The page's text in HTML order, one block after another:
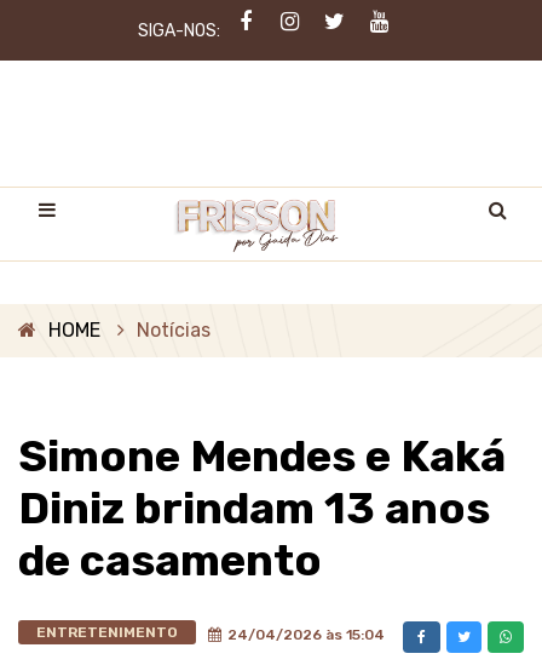
SIGA-NOS:
HOME Notícias
Simone Mendes e Kaká
Diniz brindam 13 anos
de casamento
ENTRETENIMENTO 24/04/2026 às 15:04